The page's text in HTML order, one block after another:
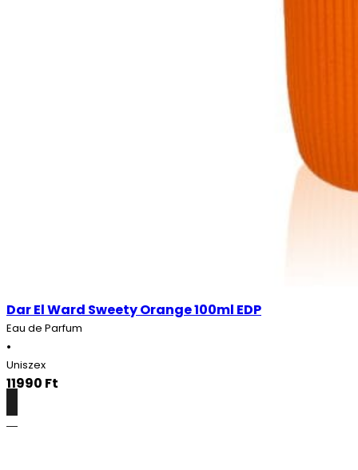
Dar El Ward Sweety Orange 100ml EDP
Eau de Parfum
•
Uniszex
11990 Ft
Részletek